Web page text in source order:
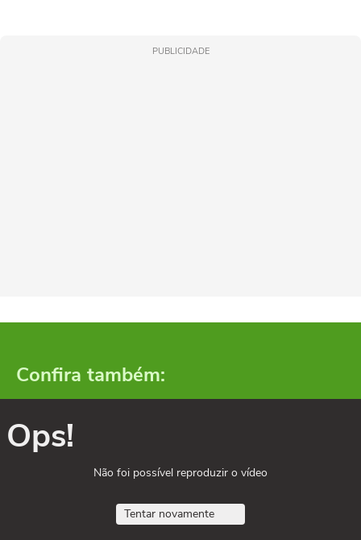
PUBLICIDADE
Confira também:
Ops!
Não foi possível reproduzir o vídeo
Tentar novamente